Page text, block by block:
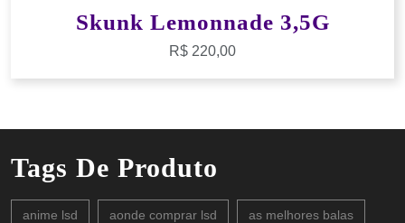
Skunk Lemonnade 3,5G
R$ 220,00
Tags De Produto
anime lsd aonde comprar lsd as melhores balas